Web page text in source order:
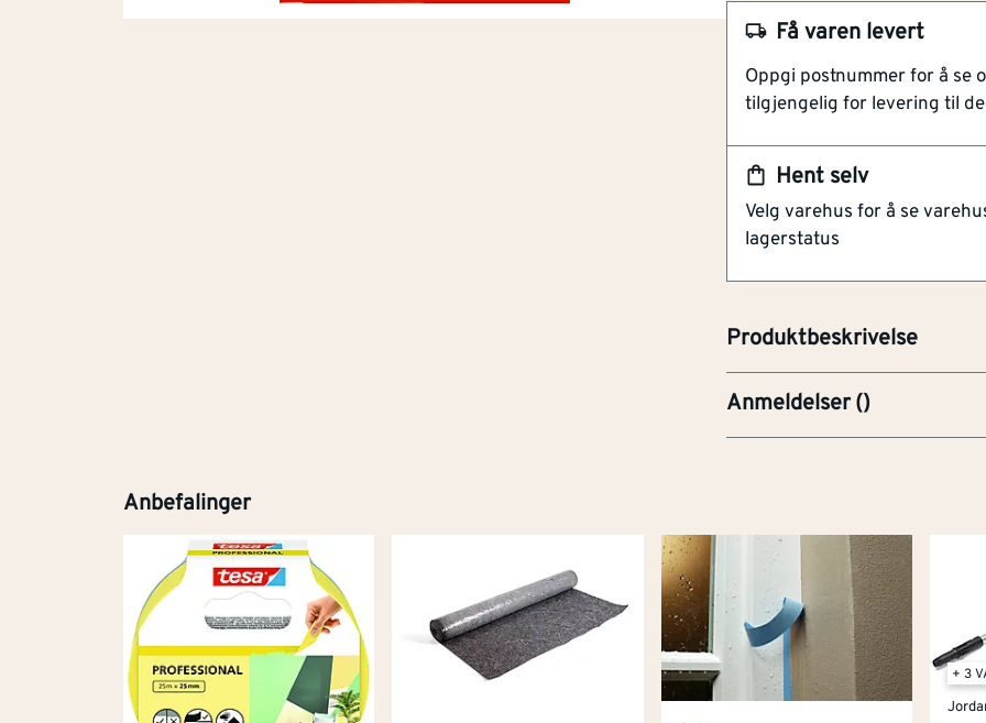
Hent selv
Velg varehus for å se
lagerstatus
Få varen levert
Oppgi postnummer for å se
tilgjengelig for levering til
Produktbeskrivelse
Løsemiddelfri
Vær- og UV-bestandig
Etterlater ingen
En sterk maskeringstape,
Den har et løsemiddelfritt
resirkulert papir, og sørger
vedheft og restefri fjerning,
Anmeldelser()
Anbefalinger
+ 3